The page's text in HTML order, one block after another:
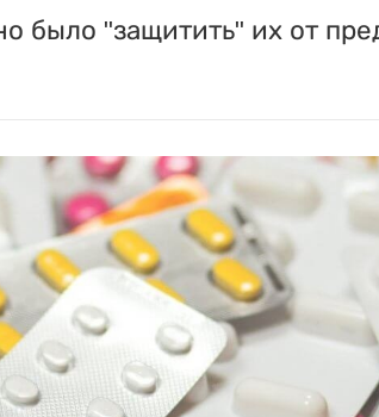
было "защитить" их от